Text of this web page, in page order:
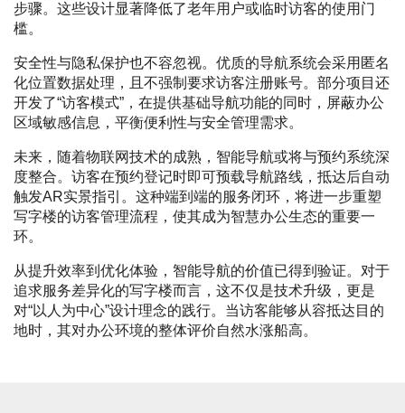
步骤。这些设计显著降低了老年用户或临时访客的使用门
槛。
安全性与隐私保护也不容忽视。优质的导航系统会采用匿名
化位置数据处理，且不强制要求访客注册账号。部分项目还
开发了“访客模式”，在提供基础导航功能的同时，屏蔽办公
区域敏感信息，平衡便利性与安全管理需求。
未来，随着物联网技术的成熟，智能导航或将与预约系统深
度整合。访客在预约登记时即可预载导航路线，抵达后自动
触发AR实景指引。这种端到端的服务闭环，将进一步重塑
写字楼的访客管理流程，使其成为智慧办公生态的重要一
环。
从提升效率到优化体验，智能导航的价值已得到验证。对于
追求服务差异化的写字楼而言，这不仅是技术升级，更是
对“以人为中心”设计理念的践行。当访客能够从容抵达目的
地时，其对办公环境的整体评价自然水涨船高。